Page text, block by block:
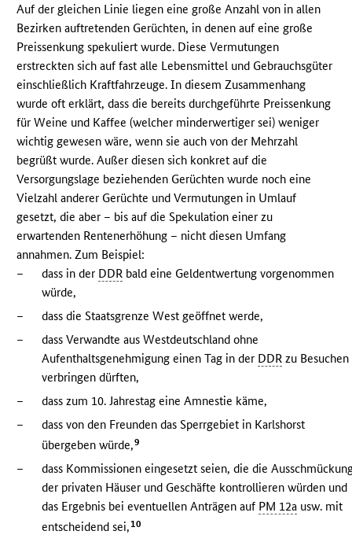
Auf der gleichen Linie liegen eine große Anzahl von in allen
Bezirken auftretenden Gerüchten, in denen auf eine große
Preissenkung spekuliert wurde. Diese Vermutungen
erstreckten sich auf fast alle Lebensmittel und Gebrauchsgüter
einschließlich Kraftfahrzeuge. In diesem Zusammenhang
wurde oft erklärt, dass die bereits durchgeführte Preissenkung
für Weine und Kaffee (welcher minderwertiger sei) weniger
wichtig gewesen wäre, wenn sie auch von der Mehrzahl
begrüßt wurde. Außer diesen sich konkret auf die
Versorgungslage beziehenden Gerüchten wurde noch eine
Vielzahl anderer Gerüchte und Vermutungen in Umlauf
gesetzt, die aber – bis auf die Spekulation einer zu
erwartenden Rentenerhöhung – nicht diesen Umfang
annahmen. Zum Beispiel:
–
dass in der DDR bald eine Geldentwertung vorgenommen
würde,
–
dass die Staatsgrenze West geöffnet werde,
–
dass Verwandte aus Westdeutschland ohne
Aufenthaltsgenehmigung einen Tag in der DDR zu Besuchen
verbringen dürften,
–
dass zum 10. Jahrestag eine Amnestie käme,
–
dass von den Freunden das Sperrgebiet in Karlshorst
übergeben würde,9
–
dass Kommissionen eingesetzt seien, die die
der privaten Häuser und Geschäfte kontrollieren würden und
das Ergebnis bei eventuellen Anträgen auf PM 12a usw. mit
entscheidend sei,10